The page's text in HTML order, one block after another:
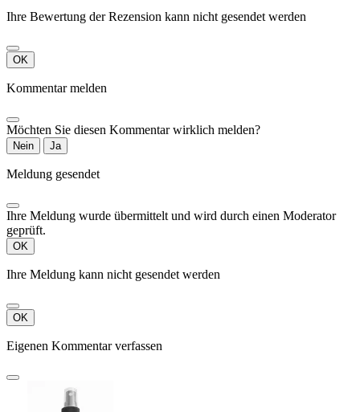
Ihre Bewertung der Rezension kann nicht gesendet werden
OK
Kommentar melden
Möchten Sie diesen Kommentar wirklich melden?
Nein Ja
Meldung gesendet
Ihre Meldung wurde übermittelt und wird durch einen Moderator
geprüft.
OK
Ihre Meldung kann nicht gesendet werden
OK
Eigenen Kommentar verfassen